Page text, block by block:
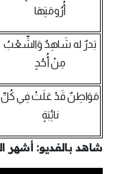
أُرُومَتِهَا
بَدرٌ له‌ شَاهِدٌ وَالشِّعْبُ
مِنْ أُحُدٍ
مَوَاطِنٌ قَدْ عَلَتْ فِي‌ كُلِّ
نائِبَةٍ
شاهد بالفديو: أشهر